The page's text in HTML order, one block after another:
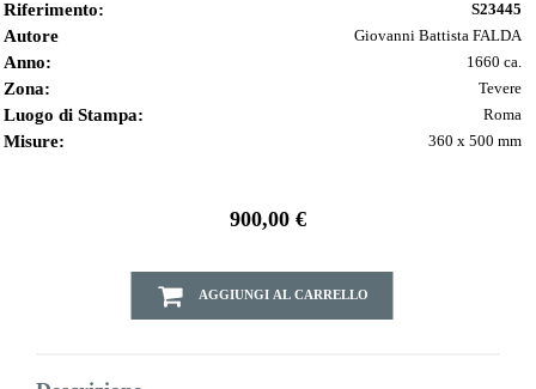
Riferimento: S23445
Autore Giovanni Battista FALDA
Anno: 1660 ca.
Zona: Tevere
Luogo di Stampa: Roma
Misure: 360 x 500 mm
900,00 €
AGGIUNGI AL CARRELLO